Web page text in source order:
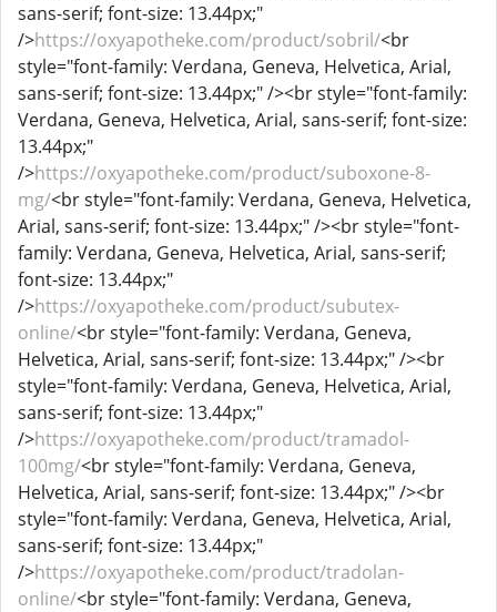
sans-serif; font-size: 13.44px;"
/>https://oxyapotheke.com/product/sobril/<br
style="font-family: Verdana, Geneva, Helvetica, Arial,
sans-serif; font-size: 13.44px;" /><br style="font-family:
Verdana, Geneva, Helvetica, Arial, sans-serif; font-size:
13.44px;"
/>https://oxyapotheke.com/product/suboxone-8-
mg/<br style="font-family: Verdana, Geneva, Helvetica,
Arial, sans-serif; font-size: 13.44px;" /><br style="font-
family: Verdana, Geneva, Helvetica, Arial, sans-serif;
font-size: 13.44px;"
/>https://oxyapotheke.com/product/subutex-
online/<br style="font-family: Verdana, Geneva,
Helvetica, Arial, sans-serif; font-size: 13.44px;" /><br
style="font-family: Verdana, Geneva, Helvetica, Arial,
sans-serif; font-size: 13.44px;"
/>https://oxyapotheke.com/product/tramadol-
100mg/<br style="font-family: Verdana, Geneva,
Helvetica, Arial, sans-serif; font-size: 13.44px;" /><br
style="font-family: Verdana, Geneva, Helvetica, Arial,
sans-serif; font-size: 13.44px;"
/>https://oxyapotheke.com/product/tradolan-
online/<br style="font-family: Verdana, Geneva,